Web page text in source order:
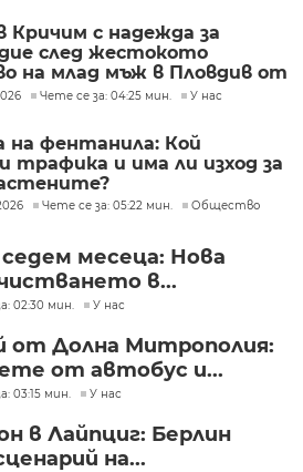
Кричим с надежда за
след жестокото
на млад мъж в Пловдив от
Чете се за: 04:25 мин. У нас
на фентанила: Кой
трафика и има ли изход за
Чете се за: 05:22 мин. Общество
месеца: Нова
в...
02:30 мин. У нас
от Долна Митрополия:
от автобус и...
03:15 мин. У нас
в Лайпциг: Берлин
на...